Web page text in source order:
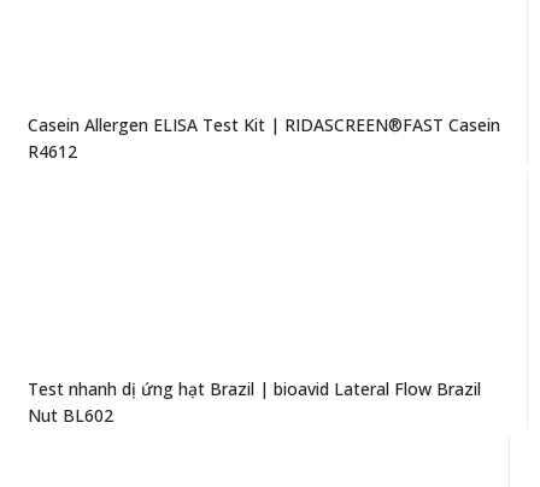
Casein Allergen ELISA Test Kit | RIDASCREEN®FAST Casein
R4612
Test nhanh dị ứng hạt Brazil | bioavid Lateral Flow Brazil
Nut BL602